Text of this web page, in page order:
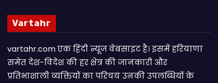
Vartahr
vartahr.com एक हिंदी न्यूज वेबसाइट है। इसमें हरियाणा
समेत देश-विदेश की हर क्षेत्र की जानकारी और
प्रतिभाशाली व्यक्तियों का परिचय उनकी उपलब्धियों के